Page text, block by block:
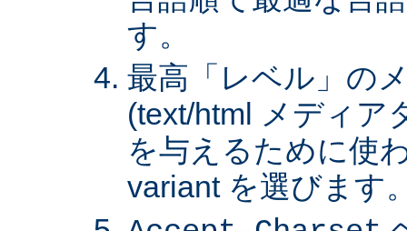
す。
最高「レベル」の
(text/html メディア
を与えるために使
variant を選びます